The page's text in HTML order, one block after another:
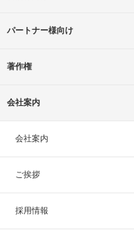
パートナー様向け
著作権
会社案内
会社案内
ご挨拶
採用情報